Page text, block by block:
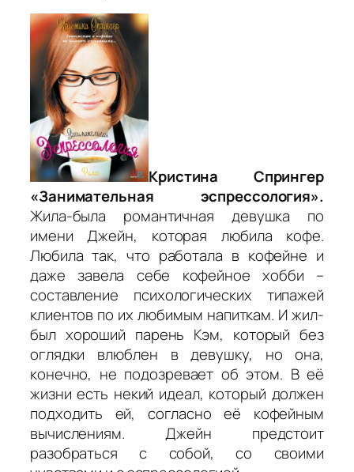
Кристина Спрингер
«Занимательная эспрессология».
Жила-была романтичная девушка по
имени Джейн, которая любила кофе.
Любила так, что работала в кофейне и
даже завела себе кофейное хобби –
составление психологических типажей
клиентов по их любимым напиткам. И жил-
был хороший парень Кэм, который без
оглядки влюблен в девушку, но она,
конечно, не подозревает об этом. В её
жизни есть некий идеал, который должен
подходить ей, согласно её кофейным
вычислениям. Джейн предстоит
разобраться с собой, со своими